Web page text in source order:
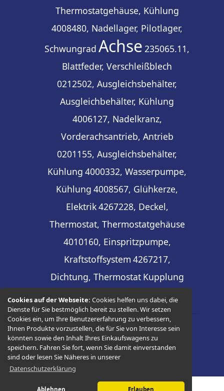
Cookies auf der Webseite:Cookies helfen uns dabei, die
Dienste für Sie bestmöglich bereit zu stellen. Wir setzen
Cookies ein, um Ihre Benutzererfahrung zu verbessern,
Ihnen Produkte vorzustellen, die für Sie von Interesse sein
könnten sowie den Inhalt Ihres Einkaufswagens zu
speichern. Fahren Sie fort, wenn Sie damit einverstanden
sind oder lesen Sie Näheres in unserer
Datenschutzerklärung
Ablehnen Erlauben
Thermostatgehäuse, Kühlung
4008480, Nadellager, Pilotlager,
Schwungrad Achse 235065.11,
Blattfeder, Verschleißblech
0212502, Ausgleichsbehälter,
Ausgleichbehälter, Kühlung
4006127, Nadelkranz,
Vorderachsantrieb, Antrieb
0201155, Ausgleichsbehälter,
Kühlung 4000332, Wasserpumpe,
Kühlung 4008567, Glühkerze,
Elektrik4267228, Deckel,
Thermostat, Thermostatgehäuse
4010160, Einspritzpumpe,
Kraftstoffsystem 4267217,
Dichtung, Thermostat Kupplung
© 2026 -Thüringer Ersatzteilhandel